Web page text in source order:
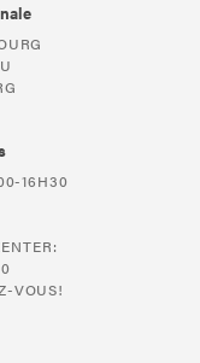
16H30
VOUS!